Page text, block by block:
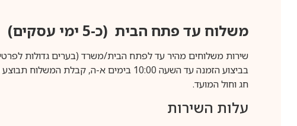
משלוח עד פתח הבית (כ-5 ימי עסקים)
שירות משלוחים מהיר עד לפתח הבית/משרד (בערים גדולות לפרטים 1-700-50-70-
חג וחול המועד.
עלות השירות